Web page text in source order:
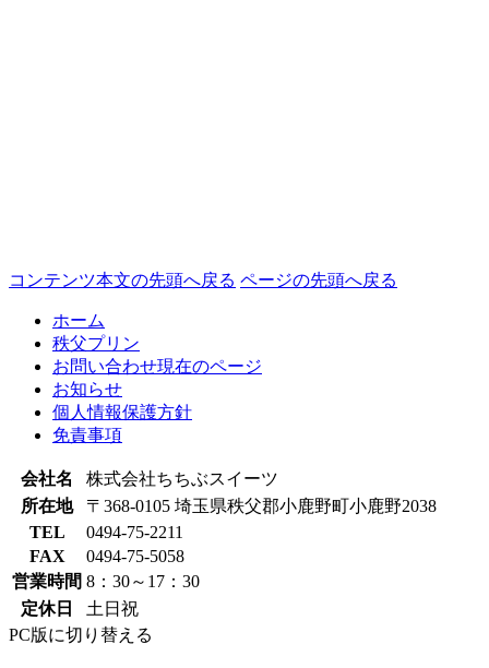
コンテンツ本文の先頭へ戻る ページの先頭へ戻る
ホーム
秩父プリン
お問い合わせ現在のページ
お知らせ
個人情報保護方針
免責事項
会社名
株式会社ちちぶスイーツ
所在地
〒368-0105 埼玉県秩父郡小鹿野町小鹿野2038
TEL
0494-75-2211
FAX
0494-75-5058
営業時間 8：30～17：30
定休日
土日祝
PC版に切り替える